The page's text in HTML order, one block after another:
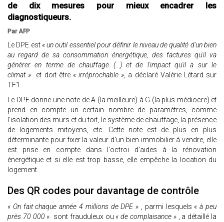
de dix mesures pour mieux encadrer les
diagnostiqueurs.
Par AFP
Le DPE est « un outil essentiel pour définir le niveau de qualité d'un bien
au regard de sa consommation énergétique, des factures qu'il va
générer en terme de chauffage (...) et de l'impact qu'il a sur le
climat »
et doit être « irréprochable », a déclaré Valérie Létard sur
TF1.
Le DPE donne une note de A (la meilleure) à G (la plus médiocre) et
prend en compte un certain nombre de paramètres, comme
l'isolation des murs et du toit, le système de chauffage, la présence
de logements mitoyens, etc. Cette note est de plus en plus
déterminante pour fixer la valeur d'un bien immobilier à vendre, elle
est prise en compte dans l'octroi d'aides à la rénovation
énergétique et si elle est trop basse, elle empêche la location du
logement.
Des QR codes pour davantage de contrôle
« On fait chaque année 4 millions de DPE » , parmi lesquels « à peu
près 70 000 » sont frauduleux ou « de complaisance » , a détaillé la